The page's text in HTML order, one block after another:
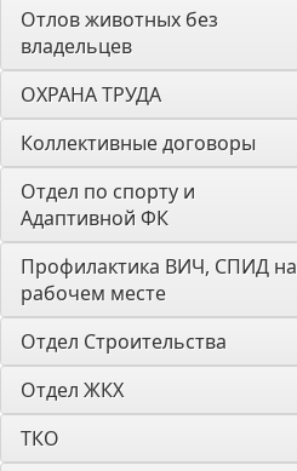
Отлов животных без
владельцев
ОХРАНА ТРУДА
Коллективные договоры
Отдел по спорту и
Адаптивной ФК
Профилактика ВИЧ, СПИД на
рабочем месте
Отдел Строительства
Отдел ЖКХ
ТКО